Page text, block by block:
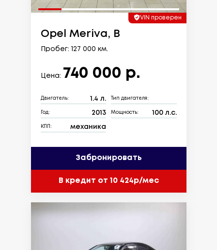
VIN проверен
Opel Meriva, B
Пробег: 127 000 км.
Цена: 740 000 р.
Двигатель: 1.4 л. Тип двигателя:
Год: 2013 Мощность: 100 л.с.
КПП: механика
Забронировать
В кредит от 10 424р/мес